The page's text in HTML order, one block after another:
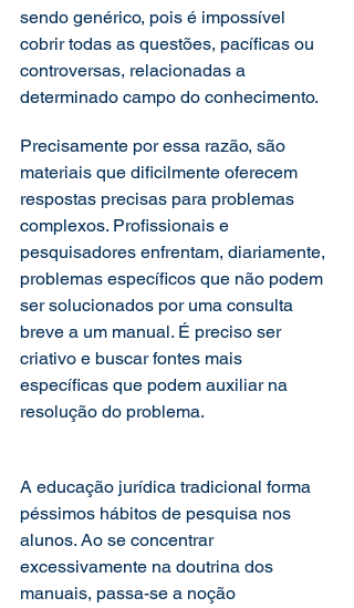
sendo genérico, pois é impossível
cobrir todas as questões, pacíficas ou
controversas, relacionadas a
determinado campo do conhecimento.
Precisamente por essa razão, são
materiais que dificilmente oferecem
respostas precisas para problemas
complexos. Profissionais e
pesquisadores enfrentam, diariamente,
problemas específicos que não podem
ser solucionados por uma consulta
breve a um manual. É preciso ser
criativo e buscar fontes mais
específicas que podem auxiliar na
resolução do problema.
A educação jurídica tradicional forma
péssimos hábitos de pesquisa nos
alunos. Ao se concentrar
excessivamente na doutrina dos
manuais, passa-se a noção